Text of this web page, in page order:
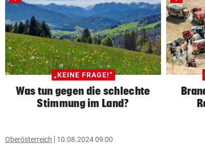
„KEINE FRAGE!“
Was tun gegen die schlechte
Stimmung im Land?
Oberösterreich 10.08.2024 09:00